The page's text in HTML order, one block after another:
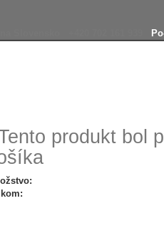
produkt bol